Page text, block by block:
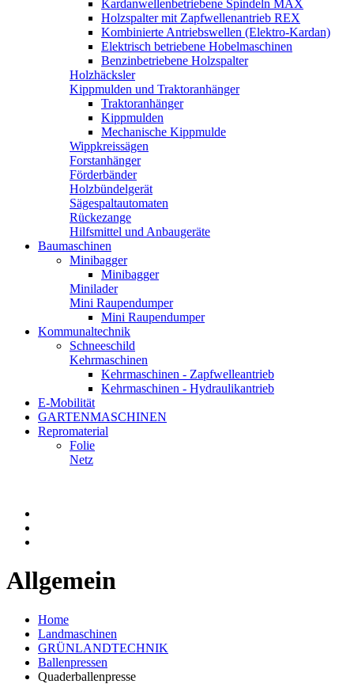
Kardanwellenbetriebene Spindeln MAX
Holzspalter mit Zapfwellenantrieb REX
Kombinierte Antriebswellen (Elektro-Kardan)
Elektrisch betriebene Hobelmaschinen
Benzinbetriebene Holzspalter
Holzhäcksler
Kippmulden und Traktoranhänger
Traktoranhänger
Kippmulden
Mechanische Kippmulde
Wippkreissägen
Forstanhänger
Förderbänder
Holzbündelgerät
Sägespaltautomaten
Rückezange
Hilfsmittel und Anbaugeräte
Baumaschinen
Minibagger
Minibagger
Minilader
Mini Raupendumper
Mini Raupendumper
Kommunaltechnik
Schneeschild
Kehrmaschinen
Kehrmaschinen - Zapfwelleantrieb
Kehrmaschinen - Hydraulikantrieb
E-Mobilität
GARTENMASCHINEN
Repromaterial
Folie
Netz
Allgemein
Home
Landmaschinen
GRÜNLANDTECHNIK
Ballenpressen
Quaderballenpresse